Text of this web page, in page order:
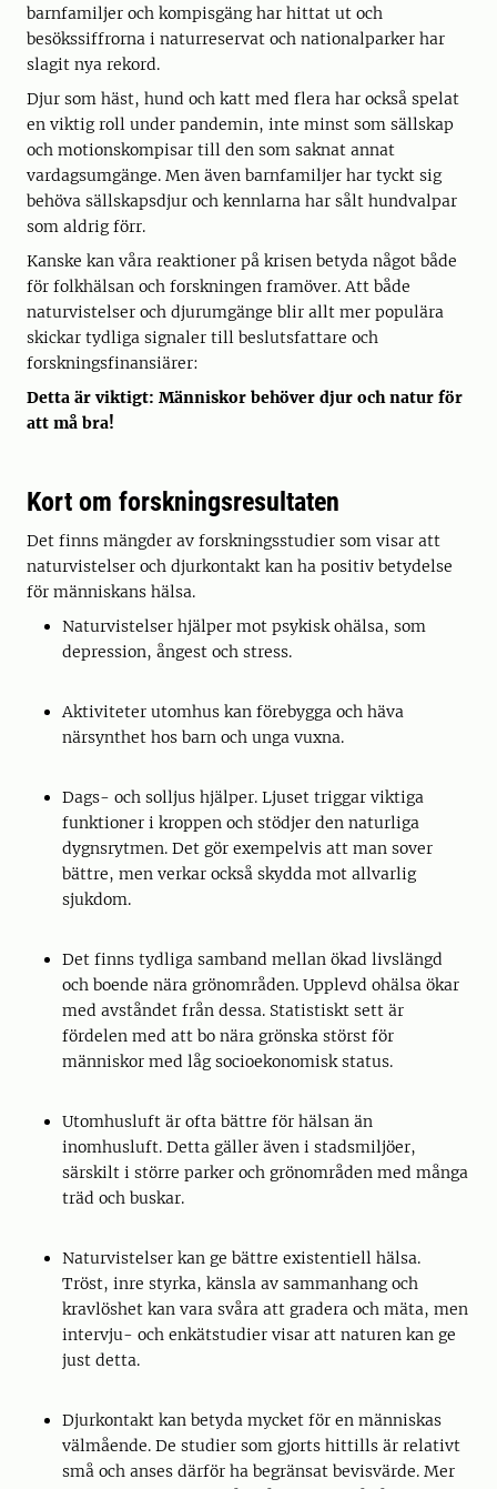
barnfamiljer och kompisgäng har hittat ut och
besökssiffrorna i naturreservat och nationalparker har
slagit nya rekord.
Djur som häst, hund och katt med flera har också spelat
en viktig roll under pandemin, inte minst som sällskap
och motionskompisar till den som saknat annat
vardagsumgänge. Men även barnfamiljer har tyckt sig
behöva sällskapsdjur och kennlarna har sålt hundvalpar
som aldrig förr.
Kanske kan våra reaktioner på krisen betyda något både
för folkhälsan och forskningen framöver. Att både
naturvistelser och djurumgänge blir allt mer populära
skickar tydliga signaler till beslutsfattare och
forskningsfinansiärer:
Detta är viktigt: Människor behöver djur och natur för
att må bra!
Kort om forskningsresultaten
Det finns mängder av forskningsstudier som visar att
naturvistelser och djurkontakt kan ha positiv betydelse
för människans hälsa.
Naturvistelser hjälper mot psykisk ohälsa, som
depression, ångest och stress.
Aktiviteter utomhus kan förebygga och häva
närsynthet hos barn och unga vuxna.
Dags- och solljus hjälper. Ljuset triggar viktiga
funktioner i kroppen och stödjer den naturliga
dygnsrytmen. Det gör exempelvis att man sover
bättre, men verkar också skydda mot allvarlig
sjukdom.
Det finns tydliga samband mellan ökad livslängd
och boende nära grönområden. Upplevd ohälsa ökar
med avståndet från dessa. Statistiskt sett är
fördelen med att bo nära grönska störst för
människor med låg socioekonomisk status.
Utomhusluft är ofta bättre för hälsan än
inomhusluft. Detta gäller även i stadsmiljöer,
särskilt i större parker och grönområden med många
träd och buskar.
Naturvistelser kan ge bättre existentiell hälsa.
Tröst, inre styrka, känsla av sammanhang och
kravlöshet kan vara svåra att gradera och mäta, men
intervju- och enkätstudier visar att naturen kan ge
just detta.
Djurkontakt kan betyda mycket för en människas
välmående. De studier som gjorts hittills är relativt
små och anses därför ha begränsat bevisvärde. Mer